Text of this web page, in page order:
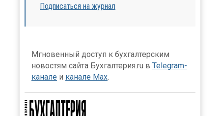
Подписаться на журнал
Мгновенный доступ к бухгалтерским
новостям сайта Бухгалтерия.ru в Telegram-
канале и канале Max